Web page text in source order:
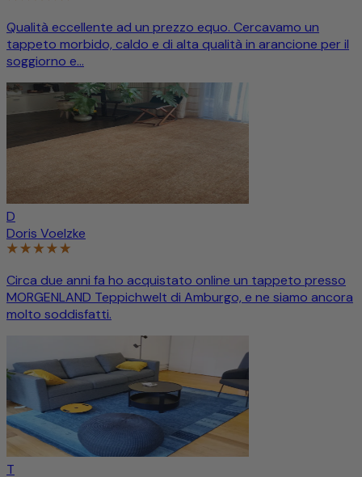
Qualità eccellente ad un prezzo equo. Cercavamo un
tappeto morbido, caldo e di alta qualità in arancione per il
soggiorno e...
D
Doris Voelzke
Circa due anni fa ho acquistato online un tappeto presso
MORGENLAND Teppichwelt di Amburgo, e ne siamo ancora
molto soddisfatti.
T